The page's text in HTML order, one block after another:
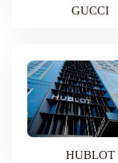
GUCCI
HUBLOT